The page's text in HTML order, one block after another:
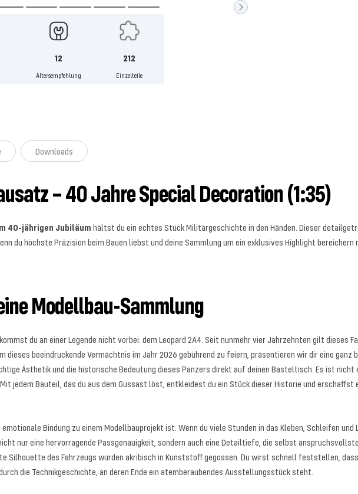
Slide
gehen
Slide
gehen
12
Altersempfehlung
212
Einzelteile
Downloads
– 40 Jahre Special Decoration (1:35)
40-jährigen Jubiläum hältst du ein echtes Stück Militärgeschichte in den Händen. Dieser
du höchste Präzision beim Bauen liebst und deine Sammlung um ein exklusives Highlight
Modellbau-Sammlung
du an einer Legende nicht vorbei: dem Leopard 2A4. Seit nunmehr vier Jahrzehnten gilt dieses
beeindruckende Vermächtnis im Jahr 2026 gebührend zu feiern, präsentieren wir dir eine ganz
Ästhetik und die historische Bedeutung dieses Panzers direkt auf deinen Basteltisch. Es ist
jedem Bauteil, das du aus dem Gussast löst, entkleidest du ein Stück dieser Historie und
Bindung zu einem Modellbauprojekt ist. Wenn du viele Stunden in das Kleben, Schleifen
nur eine hervorragende Passgenauigkeit, sondern auch eine Detailtiefe, die selbst
Silhouette des Fahrzeugs wurden akribisch in Kunststoff gegossen. Du wirst schnell feststellen,
die Technikgeschichte, an deren Ende ein atemberaubendes Ausstellungsstück steht.